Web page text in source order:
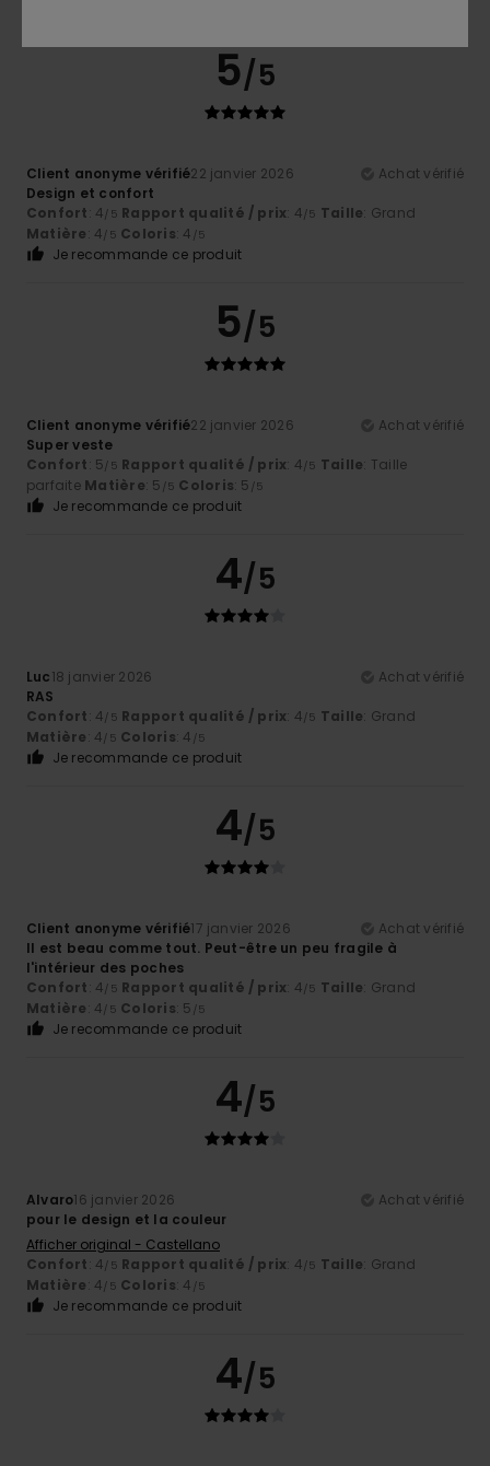
5/5
Client anonyme vérifié22 janvier 2026
Achat vérifié
Design et confort
Confort: 4/5 Rapport qualité / prix: 4/5 Taille: Grand
Matière: 4/5 Coloris: 4 /5
Je recommande ce produit
5/5
Client anonyme vérifié22 janvier 2026
Achat vérifié
Super veste
Confort: 5/5 Rapport qualité / prix: 4/5 Taille: Taille
parfaite Matière: 5 /5 Coloris: 5 /5
Je recommande ce produit
4/5
Luc18 janvier 2026
Achat vérifié
RAS
Confort: 4/5 Rapport qualité / prix: 4/5 Taille: Grand
Matière: 4/5 Coloris: 4 /5
Je recommande ce produit
4/5
Client anonyme vérifié17 janvier 2026
Achat vérifié
Il est beau comme tout. Peut-être un peu fragile à
l'intérieur des poches
Confort: 4/5 Rapport qualité / prix: 4/5 Taille: Grand
Matière: 4/5 Coloris: 5 /5
Je recommande ce produit
4/5
Alvaro16 janvier 2026
Achat vérifié
pour le design et la couleur
Afficher original - Castellano
Confort: 4/5 Rapport qualité / prix: 4/5 Taille: Grand
Matière: 4/5 Coloris: 4 /5
Je recommande ce produit
4/5